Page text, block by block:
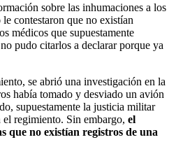
sobre las inhumaciones a los
contestaron que no existían
médicos que supuestamente
pudo citarlos a declarar porque ya
se abrió una investigación en la
había tomado y desviado un avión
supuestamente la justicia militar
regimiento. Sin embargo, el
que no existían registros de una